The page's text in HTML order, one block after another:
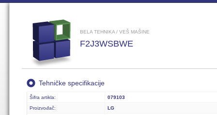
BELA TEHNIKA / VEŠ MAŠINE
F2J3WSBWE
Tehničke specifikacije
Šifra artikla:
079103
Proizvođač:
LG